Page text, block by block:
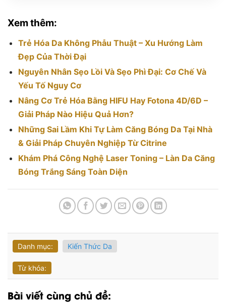
Xem thêm:
Trẻ Hóa Da Không Phẫu Thuật – Xu Hướng Làm
Đẹp Của Thời Đại
Nguyên Nhân Sẹo Lồi Và Sẹo Phì Đại: Cơ Chế Và
Yếu Tố Nguy Cơ
Nâng Cơ Trẻ Hóa Bằng HIFU Hay Fotona 4D/6D –
Giải Pháp Nào Hiệu Quả Hơn?
Những Sai Lầm Khi Tự Làm Căng Bóng Da Tại Nhà
& Giải Pháp Chuyên Nghiệp Từ Citrine
Khám Phá Công Nghệ Laser Toning – Làn Da Căng
Bóng Trắng Sáng Toàn Diện
Danh mục: Kiến Thức Da
Từ khóa:
Bài viết cùng chủ đề: